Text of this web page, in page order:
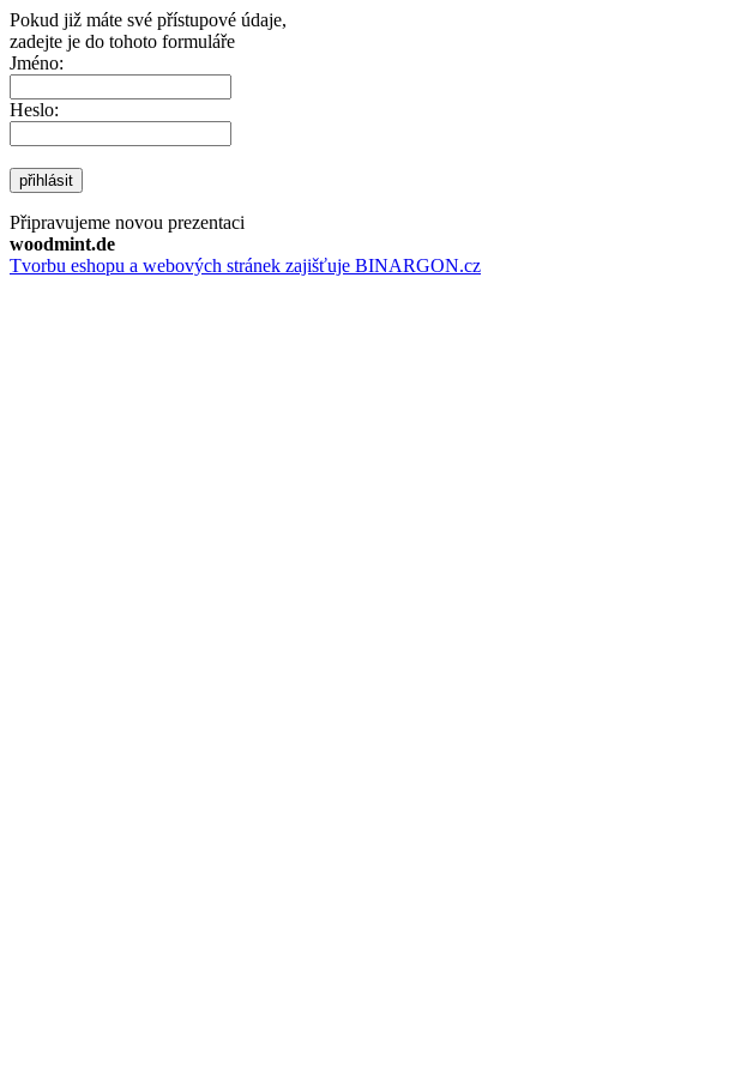
Pokud již máte své přístupové údaje,
zadejte je do tohoto formuláře
Jméno:
Heslo:
přihlásit
Připravujeme novou prezentaci
woodmint.de
Tvorbu eshopu a webových stránek zajišťuje BINARGON.cz